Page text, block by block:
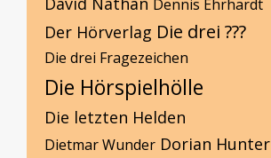
Dennis Ehrhardt
Der Hörverlag Die drei ???
Die drei Fragezeichen
Die Hörspielhölle
Die letzten Helden
Dietmar Wunder Dorian Hunter